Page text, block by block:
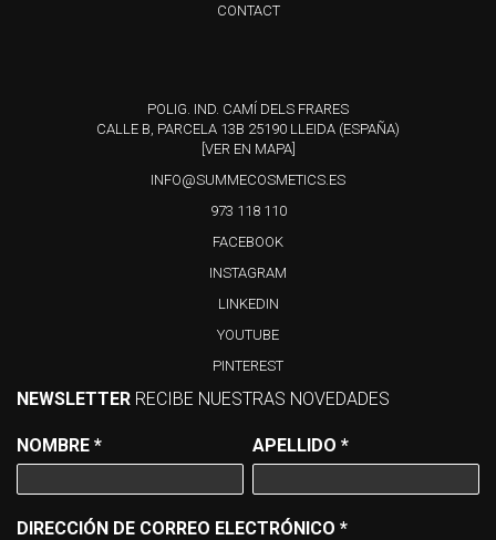
CONTACT
POLIG. IND. CAMÍ DELS FRARES
CALLE B, PARCELA 13B 25190 LLEIDA (ESPAÑA)
[VER EN MAPA]
INFO@SUMMECOSMETICS.ES
973 118 110
FACEBOOK
INSTAGRAM
LINKEDIN
YOUTUBE
PINTEREST
NEWSLETTER RECIBE NUESTRAS NOVEDADES
NOMBRE * APELLIDO*
DIRECCIÓN DE CORREO ELECTRÓNICO *